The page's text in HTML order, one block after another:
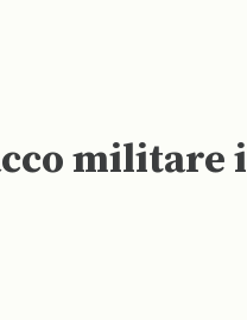
militare